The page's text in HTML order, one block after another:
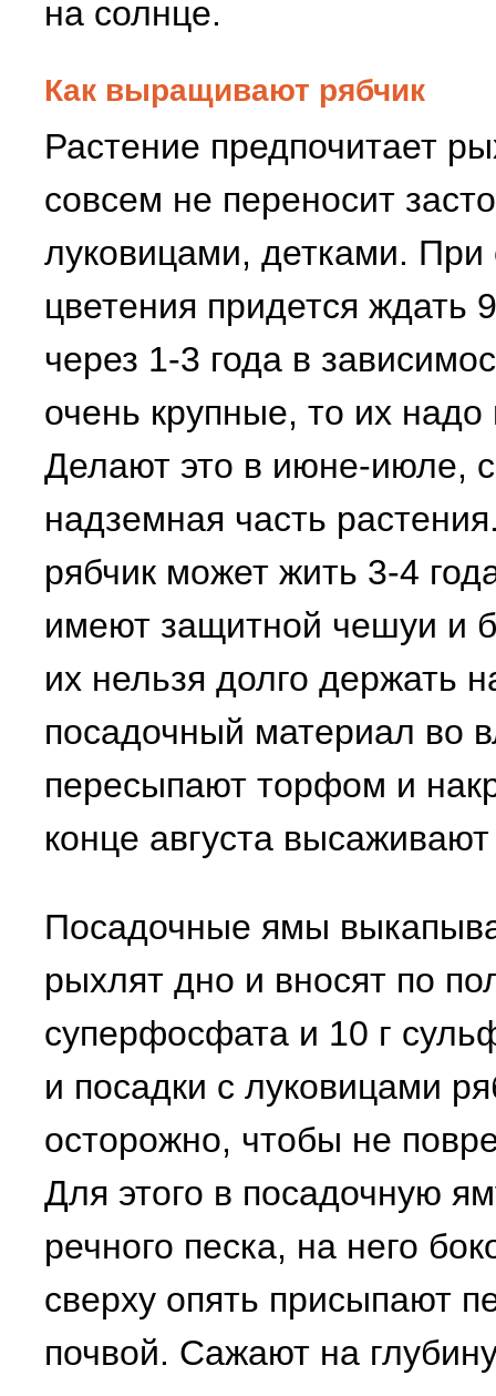
на солнце.
Как выращивают рябчик
Растение предпочитает
совсем не переносит
луковицами, детками.
цветения придется ждать
через 1-3 года в
очень крупные, то их
Делают это в июне-июле,
надземная часть
рябчик может жить 3-4
имеют защитной чешуи и
их нельзя долго держать
посадочный материал во
пересыпают торфом и
конце августа
Посадочные ямы
рыхлят дно и вносят по
суперфосфата и 10 г
и посадки с луковицами
осторожно, чтобы не
Для этого в посадочную
речного песка, на него
сверху опять присыпают
почвой. Сажают на